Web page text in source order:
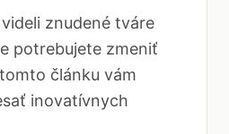
znudené tváre
potrebujete zmeniť
článku vám
inovatívnych